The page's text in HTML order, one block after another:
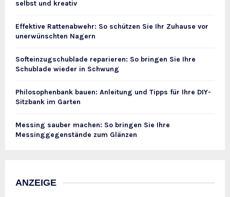
selbst und kreativ
Effektive Rattenabwehr: So schützen Sie Ihr Zuhause vor
unerwünschten Nagern
Softeinzugschublade reparieren: So bringen Sie Ihre
Schublade wieder in Schwung
Philosophenbank bauen: Anleitung und Tipps für Ihre DIY-
Sitzbank im Garten
Messing sauber machen: So bringen Sie Ihre
Messinggegenstände zum Glänzen
ANZEIGE